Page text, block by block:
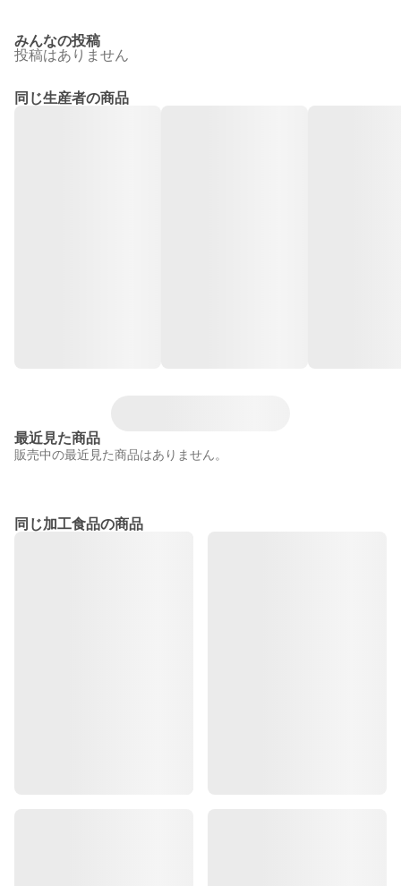
みんなの投稿
投稿はありません
同じ生産者の商品
最近見た商品
販売中の最近見た商品はありません。
同じ加工食品の商品